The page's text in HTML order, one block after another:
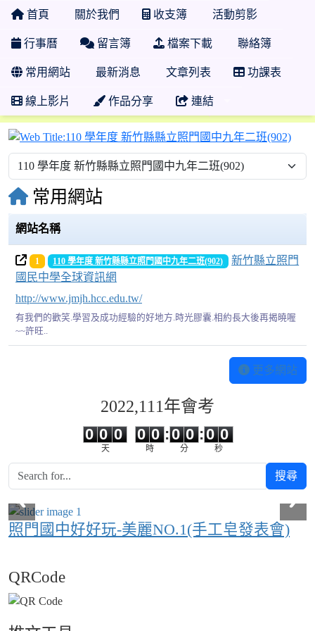
首頁 關於我們 收支簿 活動剪影
行事曆 留言簿 檔案下載 聯絡簿
常用網站 最新消息 文章列表 功課表
線上影片 作品分享 連結
110
常用網站
網站名稱
1 110 學年度 新竹縣縣立照門國中九年二班(902)
新竹縣立照門
國民中學全球資訊網
http://www.jmjh.hcc.edu.tw/
有我們的歡笑.學習及成功經驗的好地方.時光膠囊.相約長大後再揭曉喔
~~許旺..
更多網站
2022,111年會考
0
0
0
0
0
天
0
0
0
0
時
:
0
0
0
0
分
:
0
0 0
秒
搜尋
照門國中好好玩-美麗NO.1(手工皂發表會)
QRCode